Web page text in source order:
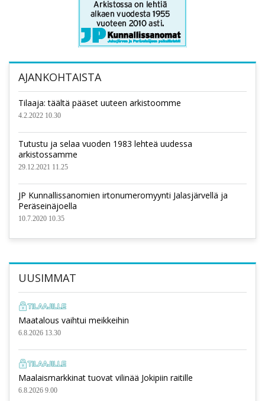
AJANKOHTAISTA
Tilaaja: täältä pääset uuteen arkistoomme
4.2.2022 10.30
Tutustu ja selaa vuoden 1983 lehteä uudessa
arkistossamme
29.12.2021 11.25
JP Kunnallissanomien irtonumeromyynti Jalasjärvellä ja
Peräseinäjoella
10.7.2020 10.35
UUSIMMAT
Maatalous vaihtui meikkeihin
6.8.2026 13.30
Maalaismarkkinat tuovat vilinää Jokipiin raitille
6.8.2026 9.00